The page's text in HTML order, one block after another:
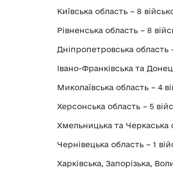
Київська область – 8
Рівненська область – 8
Дніпропетровська область
Івано-Франківська та
Миколаївська область – 4
Херсонська область – 5
Хмельницька та Черкаська
Чернівецька область – 1
Харківська, Запорізька,